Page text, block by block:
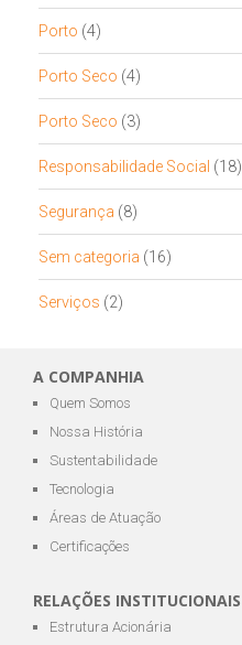
Porto (4)
Porto Seco (4)
Porto Seco (3)
Responsabilidade Social (18)
Segurança (8)
Sem categoria (16)
Serviços (2)
A COMPANHIA
Quem Somos
Nossa História
Sustentabilidade
Tecnologia
Áreas de Atuação
Certificações
RELAÇÕES INSTITUCIONAIS
Estrutura Acionária